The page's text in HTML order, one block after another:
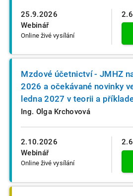
25.9.2026
Webinář
Online živé vysílání
2.10.2026
Webinář
Online živé vysílání
Mzdové účetnictví - JMHZ
2026 a očekávané novinky
ledna 2027 v teorii a
Ing. Olga Krchovová